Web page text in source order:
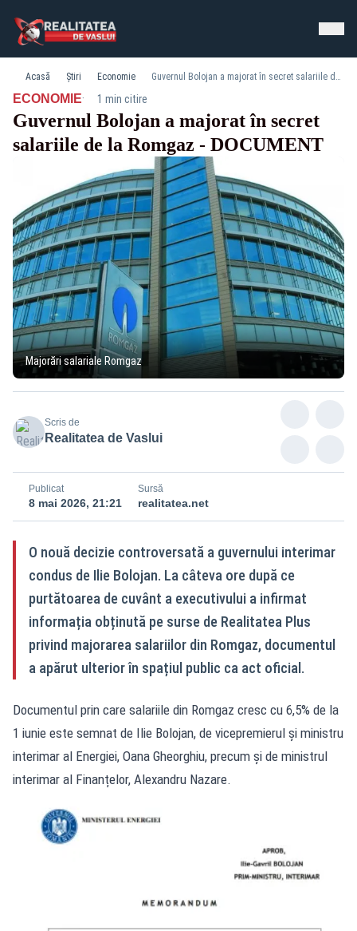
Acasă Știri Economie Guvernul Bolojan a majorat în secret salariile de la Romgaz - DOCUMENT
ECONOMIE· 1 min citire
Guvernul Bolojan a majorat în secret
salariile de la Romgaz - DOCUMENT
Majorări salariale Romgaz
Scris de
Realitatea de Vaslui
Publicat
8 mai 2026, 21:21
Sursă
realitatea.net
O nouă decizie controversată a guvernului interimar
condus de Ilie Bolojan. La câteva ore după ce
purtătoarea de cuvânt a executivului a infirmat
informația obținută pe surse de Realitatea Plus
privind majorarea salariilor din Romgaz, documentul
a apărut ulterior în spațiul public ca act oficial.
Documentul prin care salariile din Romgaz cresc cu 6,5% de la
1 iunie este semnat de Ilie Bolojan, de vicepremierul și ministru
interimar al Energiei, Oana Gheorghiu, precum și de ministrul
interimar al Finanțelor, Alexandru Nazare.